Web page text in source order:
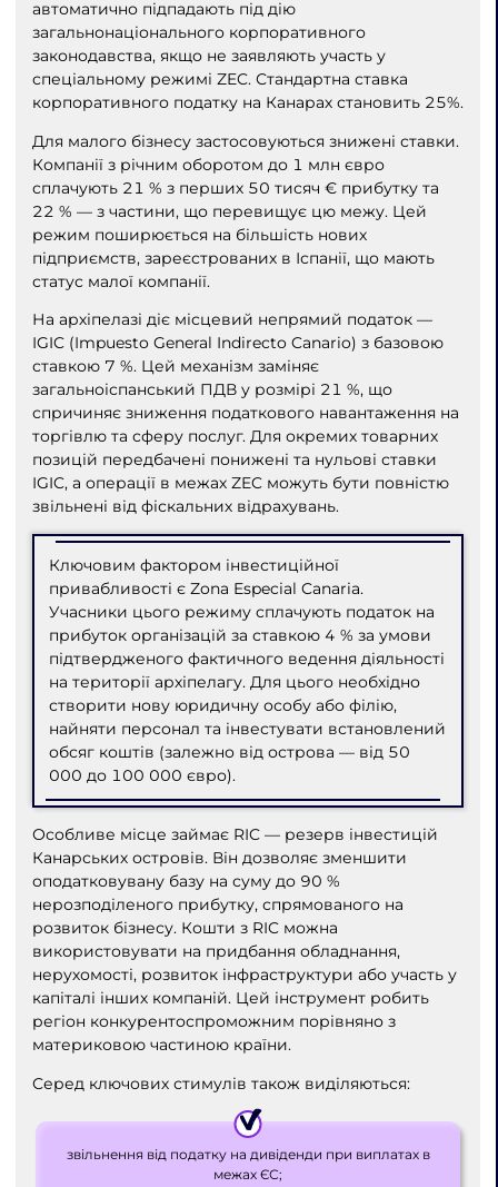
автоматично підпадають під дію
загальнонаціонального корпоративного
законодавства, якщо не заявляють участь у
спеціальному режимі ZEC. Стандартна ставка
корпоративного податку на Канарах становить 25%.
Для малого бізнесу застосовуються знижені ставки.
Компанії з річним оборотом до 1 млн євро
сплачують 21 % з перших 50 тисяч € прибутку та
22 % — з частини, що перевищує цю межу. Цей
режим поширюється на більшість нових
підприємств, зареєстрованих в Іспанії, що мають
статус малої компанії.
На архіпелазі діє місцевий непрямий податок —
IGIC (Impuesto General Indirecto Canario) з базовою
ставкою 7 %. Цей механізм заміняє
загальноіспанський ПДВ у розмірі 21 %, що
спричиняє зниження податкового навантаження на
торгівлю та сферу послуг. Для окремих товарних
позицій передбачені понижені та нульові ставки
IGIC, а операції в межах ZEC можуть бути повністю
звільнені від фіскальних відрахувань.
Ключовим фактором інвестиційної
привабливості є Zona Especial Canaria.
Учасники цього режиму сплачують податок на
прибуток організацій за ставкою 4 % за умови
підтвердженого фактичного ведення діяльності
на території архіпелагу. Для цього необхідно
створити нову юридичну особу або філію,
найняти персонал та інвестувати встановлений
обсяг коштів (залежно від острова — від 50
000 до 100 000 євро).
Особливе місце займає RIC — резерв інвестицій
Канарських островів. Він дозволяє зменшити
оподатковувану базу на суму до 90 %
нерозподіленого прибутку, спрямованого на
розвиток бізнесу. Кошти з RIC можна
використовувати на придбання обладнання,
нерухомості, розвиток інфраструктури або участь у
капіталі інших компаній. Цей інструмент робить
регіон конкурентоспроможним порівняно з
материковою частиною країни.
Серед ключових стимулів також виділяються:
звільнення від податку на дивіденди при виплатах в
межах ЄС;